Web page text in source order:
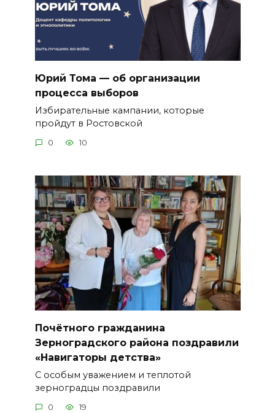
Юрий Тома — об организации
процесса выборов
Избирательные кампании, которые
пройдут в Ростовской
0 10
Почётного гражданина
Зерноградского района поздравили
«Навигаторы детства»
С особым уважением и теплотой
зерноградцы поздравили
0 19